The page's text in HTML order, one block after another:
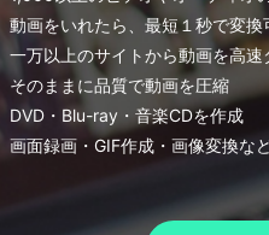
オフィス効率
ユーティリテ
動画をいれたら、最短１秒で変換
一万以上のサイトから動画を高速
そのままに品質で動画を圧縮
DVD・Blu-ray・音楽CDを作成
画面録画・GIF作成・画像変換な